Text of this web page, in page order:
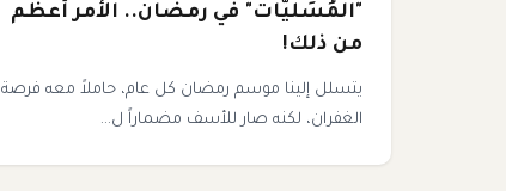
"المُسَليّات" في رمضان.. الأمر أعظم
من ذلك!
يتسلل إلينا موسم رمضان كل عام، حاملاً معه فرصة
الغفران، لكنه صار للأسف مضماراً ل...